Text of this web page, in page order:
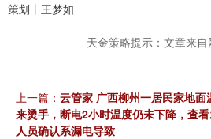
策划丨王梦如
天金策略提示：文章来自
上一篇： 云管家 广西柳州一居民家地
来烫手，断电2小时温度仍未下降，查
人员确认系漏电导致